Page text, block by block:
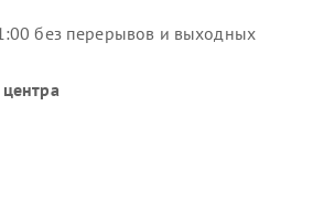
без перерывов и выходных
центра